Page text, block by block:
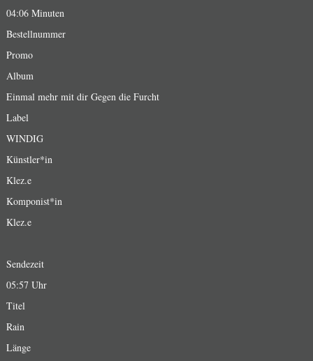
04:06 Minuten
Bestellnummer
Promo
Album
Einmal mehr mit dir Gegen die Furcht
Label
WINDIG
Künstler*in
Klez.e
Komponist*in
Klez.e
Sendezeit
05:57 Uhr
Titel
Rain
Länge